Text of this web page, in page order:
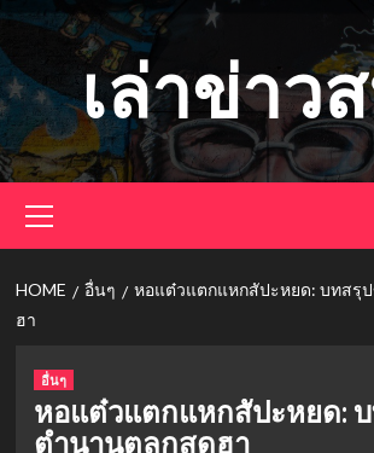
Skip
to
content
เล่าข่าว
Menu
HOME อื่นๆ
หอแต๋วแตกแหกสัปะหยด: บทสรุ
ฮา
อื่นๆ
หอแต๋วแตกแหกสัปะหยด:
ตำนานตลกสุดฮา